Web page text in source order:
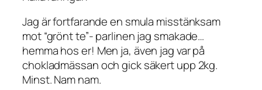
Jag är fortfarande en smula misstänksam
mot “grönt te”- parlinen jag smakade…
hemma hos er! Men ja, även jag var på
chokladmässan och gick säkert upp 2kg.
Minst. Nam nam.